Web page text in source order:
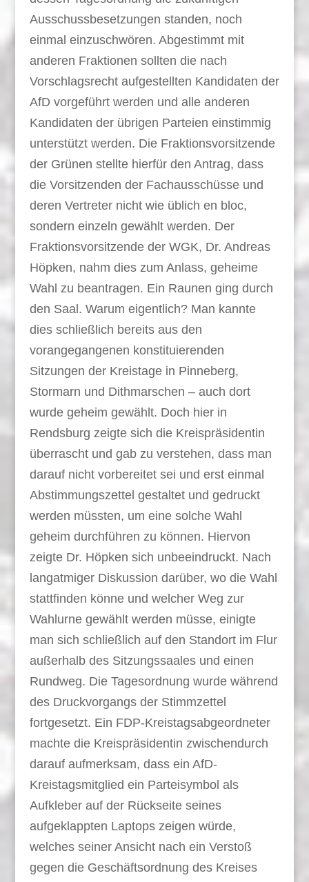
Ausschussbesetzungen standen, noch
einmal einzuschwören. Abgestimmt mit
anderen Fraktionen sollten die nach
Vorschlagsrecht aufgestellten Kandidaten der
AfD vorgeführt werden und alle anderen
Kandidaten der übrigen Parteien einstimmig
unterstützt werden. Die Fraktionsvorsitzende
der Grünen stellte hierfür den Antrag, dass
die Vorsitzenden der Fachausschüsse und
deren Vertreter nicht wie üblich en bloc,
sondern einzeln gewählt werden. Der
Fraktionsvorsitzende der WGK, Dr. Andreas
Höpken, nahm dies zum Anlass, geheime
Wahl zu beantragen. Ein Raunen ging durch
den Saal. Warum eigentlich? Man kannte
dies schließlich bereits aus den
vorangegangenen konstituierenden
Sitzungen der Kreistage in Pinneberg,
Stormarn und Dithmarschen – auch dort
wurde geheim gewählt. Doch hier in
Rendsburg zeigte sich die Kreispräsidentin
überrascht und gab zu verstehen, dass man
darauf nicht vorbereitet sei und erst einmal
Abstimmungszettel gestaltet und gedruckt
werden müssten, um eine solche Wahl
geheim durchführen zu können. Hiervon
zeigte Dr. Höpken sich unbeeindruckt. Nach
langatmiger Diskussion darüber, wo die Wahl
stattfinden könne und welcher Weg zur
Wahlurne gewählt werden müsse, einigte
man sich schließlich auf den Standort im Flur
außerhalb des Sitzungssaales und einen
Rundweg. Die Tagesordnung wurde während
des Druckvorgangs der Stimmzettel
fortgesetzt. Ein FDP-Kreistagsabgeordneter
machte die Kreispräsidentin zwischendurch
darauf aufmerksam, dass ein AfD-
Kreistagsmitglied ein Parteisymbol als
Aufkleber auf der Rückseite seines
aufgeklappten Laptops zeigen würde,
welches seiner Ansicht nach ein Verstoß
gegen die Geschäftsordnung des Kreises